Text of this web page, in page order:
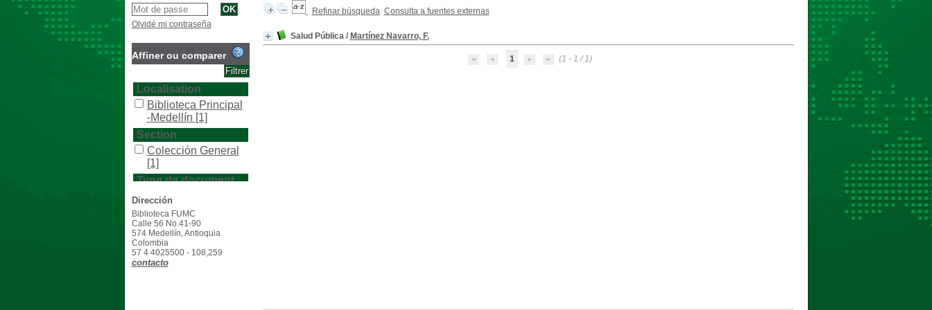
Refinar búsqueda Consulta a fuentes externas
Salud Pública/ Martínez Navarro, F.
1 (1 - 1 / 1)
Olvidé mi contraseña
Affiner ou comparer
Localisation
Biblioteca Principal
-Medellín [1]
Section
Colección General
[1]
Type de document
texto impreso
Dirección
Biblioteca FUMC
Calle 56 No.41-90
574 Medellín, Antioquia
Colombia
57 4 4025500 - 108,259
contacto